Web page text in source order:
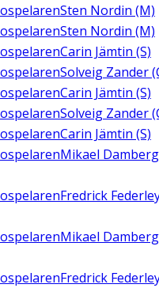
Sten Nordin (M)
Sten Nordin (M)
Carin Jämtin (S)
Solveig Zander
Carin Jämtin (S)
Solveig Zander
Carin Jämtin (S)
Mikael Damberg
Fredrick
Mikael Damberg
Fredrick